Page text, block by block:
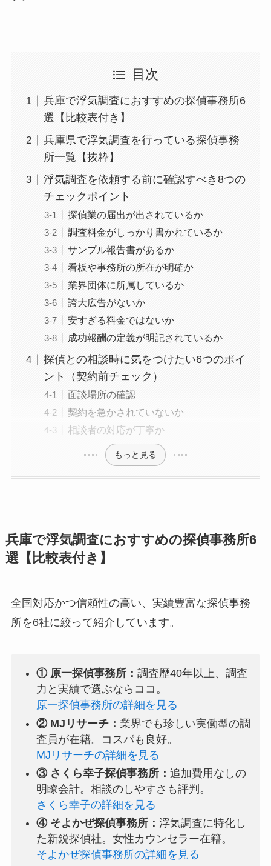
目次
兵庫で浮気調査におすすめの探偵事務所6
選【比較表付き】
兵庫県で浮気調査を行っている探偵事務
所一覧【抜粋】
浮気調査を依頼する前に確認すべき8つの
チェックポイント
探偵業の届出が出されているか
調査料金がしっかり書かれているか
サンプル報告書があるか
看板や事務所の所在が明確か
業界団体に所属しているか
誇大広告がないか
安すぎる料金ではないか
成功報酬の定義が明記されているか
探偵との相談時に気をつけたい6つのポイ
ント（契約前チェック）
面談場所の確認
契約を急かされていないか
相談者の対応が丁寧か
もっと見る
兵庫で浮気調査におすすめの探偵事務所6
選【比較表付き】
全国対応かつ信頼性の高い、実績豊富な探偵事務
所を6社に絞って紹介しています。
① 原一探偵事務所： 調査歴40年以上、調査
力と実績で選ぶならココ。
原一探偵事務所の詳細を見る
② MJリサーチ： 業界でも珍しい実働型の調
査員が在籍。コスパも良好。
MJリサーチの詳細を見る
③ さくら幸子探偵事務所： 追加費用なしの
明瞭会計。相談のしやすさも評判。
さくら幸子の詳細を見る
④ そよかぜ探偵事務所： 浮気調査に特化し
た新鋭探偵社。女性カウンセラー在籍。
そよかぜ探偵事務所の詳細を見る